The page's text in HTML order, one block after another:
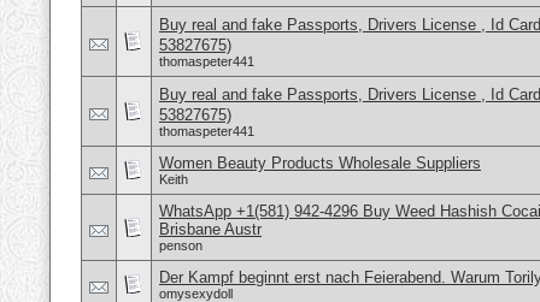
Buy real and fake Passports, Drivers License , Id
53827675)
thomaspeter441
Buy real and fake Passports, Drivers License , Id
53827675)
thomaspeter441
Women Beauty Products Wholesale Suppliers
Keith
WhatsApp +1(581) 942-4296 Buy Weed Hashish
Brisbane Austr
penson
Der Kampf beginnt erst nach Feierabend. Warum
omysexydoll